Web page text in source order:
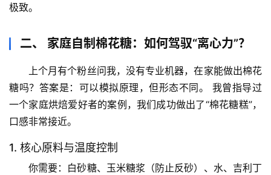
极致。
二、 家庭自制棉花糖：如何驾驭“离心力”？
上个月有个粉丝问我，没有专业机器，在家能做出棉花
糖吗？ 答案是：可以模拟原理，但形态不同。
我曾指导过
一个家庭烘焙爱好者的案例，我们成功做出了“棉花糖糕”，
口感非常接近。
1. 核心原料与温度控制
你需要：白砂糖、玉米糖浆（防止反砂）、水、吉利丁